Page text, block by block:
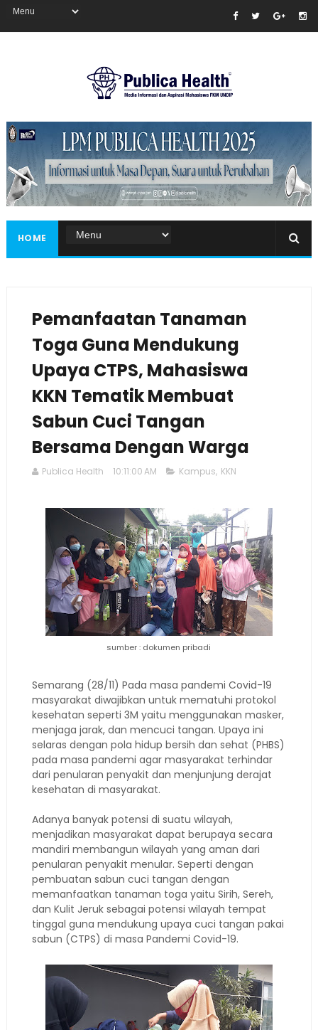
Masukkan iklan disini!
HOME
Pemanfaatan Tanaman
Toga Guna Mendukung
Upaya CTPS, Mahasiswa
KKN Tematik Membuat
Sabun Cuci Tangan
Bersama Dengan Warga
Publica Health 10:11:00 AM Kampus, KKN
sumber : dokumen pribadi
Semarang (28/11) Pada masa pandemi Covid-19
masyarakat diwajibkan untuk mematuhi protokol
kesehatan seperti 3M yaitu menggunakan masker,
menjaga jarak, dan mencuci tangan. Upaya ini
selaras dengan pola hidup bersih dan sehat (PHBS)
pada masa pandemi agar masyarakat terhindar
dari penularan penyakit dan menjunjung derajat
kesehatan di masyarakat.
Adanya banyak potensi di suatu wilayah,
menjadikan masyarakat dapat berupaya secara
mandiri membangun wilayah yang aman dari
penularan penyakit menular. Seperti dengan
pembuatan sabun cuci tangan dengan
memanfaatkan tanaman toga yaitu Sirih, Sereh,
dan Kulit Jeruk sebagai potensi wilayah tempat
tinggal guna mendukung upaya cuci tangan pakai
sabun (CTPS) di masa Pandemi Covid-19.